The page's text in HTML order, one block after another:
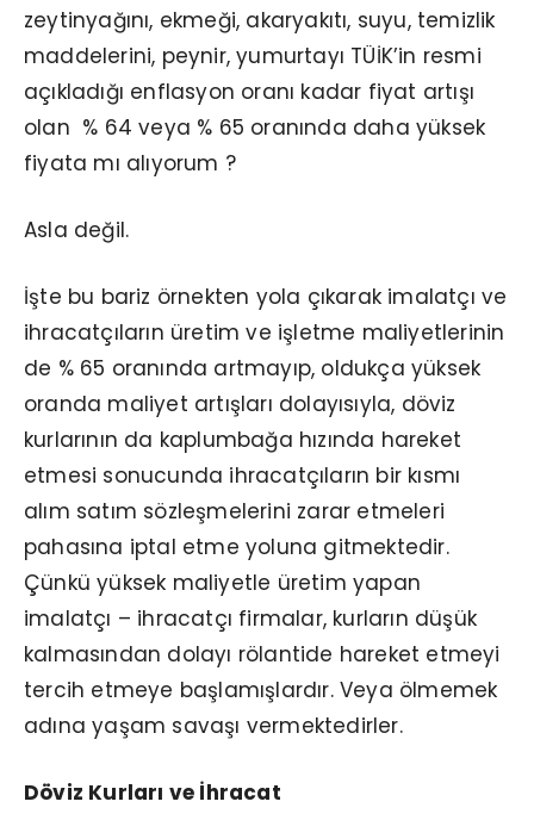
zeytinyağını, ekmeği, akaryakıtı, suyu, temizlik
maddelerini, peynir, yumurtayı TÜİK’in resmi
açıkladığı enflasyon oranı kadar fiyat artışı
olan % 64 veya % 65 oranında daha yüksek
fiyata mı alıyorum ?
Asla değil.
İşte bu bariz örnekten yola çıkarak imalatçı ve
ihracatçıların üretim ve işletme maliyetlerinin
de % 65 oranında artmayıp, oldukça yüksek
oranda maliyet artışları dolayısıyla, döviz
kurlarının da kaplumbağa hızında hareket
etmesi sonucunda ihracatçıların bir kısmı
alım satım sözleşmelerini zarar etmeleri
pahasına iptal etme yoluna gitmektedir.
Çünkü yüksek maliyetle üretim yapan
imalatçı – ihracatçı firmalar, kurların düşük
kalmasından dolayı rölantide hareket etmeyi
tercih etmeye başlamışlardır. Veya ölmemek
adına yaşam savaşı vermektedirler.
Döviz Kurları ve İhracat